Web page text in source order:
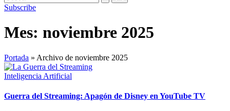
Subscribe
Mes: noviembre 2025
Portada » Archivo de noviembre 2025
Publicado
Inteligencia Artificial
Guerra del Streaming: Apagón de Disney en YouTube TV